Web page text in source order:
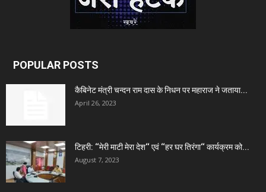
POPULAR POSTS
कैबिनेट मंत्री चन्दन राम दास के निधन पर महाराज ने जताया...
April 26, 2023
टिहरी: ‘‘मेरी माटी मेरा देश‘‘ एवं ‘‘हर घर तिरंगा‘‘ कार्यक्रम को...
August 7, 2023